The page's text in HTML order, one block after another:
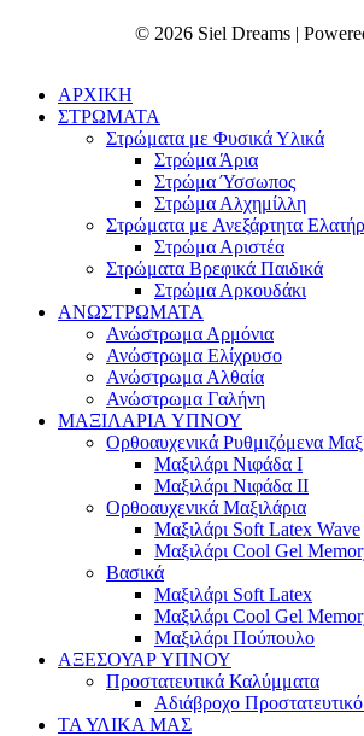
© 2026 Siel Dreams |
ΑΡΧΙΚΗ
ΣΤΡΩΜΑΤΑ
Στρώματα με Φυσικά Υλικά
Στρώμα Άρια
Στρώμα Ύσσωπος
Στρώμα Αλχημίλλη
Στρώματα με Ανεξάρτητα
Στρώμα Αριστέα
Στρώματα Βρεφικά Παιδικά
Στρώμα Αρκουδάκι
ΑΝΩΣΤΡΩΜΑΤΑ
Ανώστρωμα Αρμόνια
Ανώστρωμα Ελίχρυσο
Ανώστρωμα Αλθαία
Ανώστρωμα Γαλήνη
ΜΑΞΙΛΑΡΙΑ YΠΝΟΥ
Ορθοαυχενικά Ρυθμιζόμενα
Mαξιλάρι Νιφάδα Ι
Mαξιλάρι Νιφάδα ΙΙ
Ορθοαυχενικά Μαξιλάρια
Mαξιλάρι Soft Latex Wave
Mαξιλάρι Cool Gel
Βασικά
Mαξιλάρι Soft Latex
Mαξιλάρι Cool Gel
Mαξιλάρι Πούπουλο
ΑΞΕΣΟΥΑΡ ΥΠΝΟΥ
Προστατευτικά Καλύμματα
Αδιάβροχο
ΤΑ ΥΛΙΚΑ ΜΑΣ